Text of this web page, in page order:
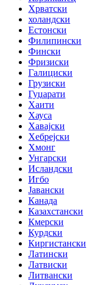
Хрватски
холандски
Естонски
Филипински
Фински
Фризиски
Галициски
Грузиски
Гуџарати
Хаити
Хауса
Хавајски
Хебрејски
Хмонг
Унгарски
Исландски
Игбо
Јавански
Канада
Казахстански
Кмерски
Курдски
Киргистански
Латински
Латвиски
Литвански